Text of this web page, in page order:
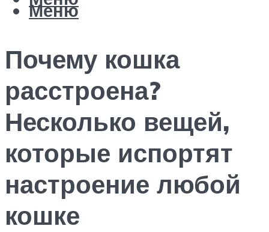
Меню
Почему кошка
расстроена?
Несколько вещей,
которые испортят
настроение любой
кошке